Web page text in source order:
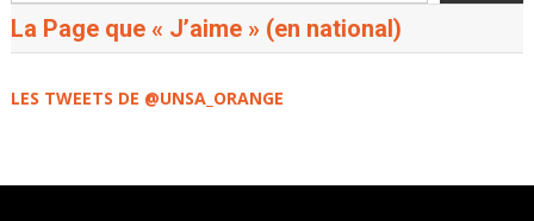
La Page que « J’aime » (en national)
LES TWEETS DE @UNSA_ORANGE